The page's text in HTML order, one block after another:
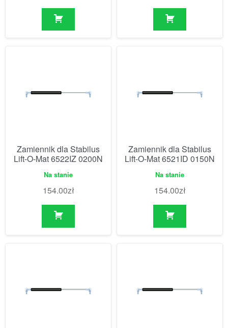
Zamiennik dla Stabilus
Lift-O-Mat 6522IZ 0200N
Na stanie
154.00zł
Zamiennik dla Stabilus
Lift-O-Mat 6521ID 0150N
Na stanie
154.00zł